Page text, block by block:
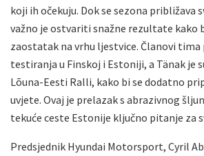
koji ih očekuju. Dok se sezona približava
važno je ostvariti snažne rezultate kako
zaostatak na vrhu ljestvice. Članovi tima
testiranja u Finskoj i Estoniji, a Tänak je
Lõuna-Eesti Ralli, kako bi se dodatno
uvjete. Ovaj je prelazak s abrazivnog
tekuće ceste Estonije ključno pitanje za
Predsjednik Hyundai Motorsport, Cyril